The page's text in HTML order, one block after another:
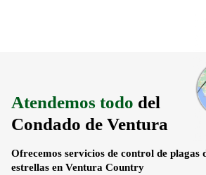
Atendemos todo del
Condado de Ventura
Ofrecemos servicios de control de plagas
estrellas en Ventura Country